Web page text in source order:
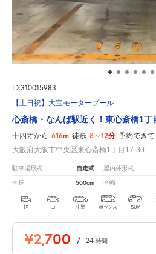
ID:310015983
【土日祝】大宝モータープール
心斎橋・なんば駅近く！東心斎橋1丁
十四才から 616m 徒歩 8～12分 予約できて
大阪府大阪市中央区東心斎橋1丁目17-30
駐車場形式 自走式 屋内外形式
全長 500cm 全幅
軽 コ 中型 ボックス SUV
¥2,700 / 24 時間